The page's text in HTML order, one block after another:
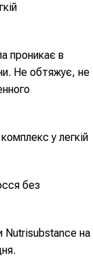
проникає в
Не обтяжує, не
у легкій
без
Nutrisubstance на